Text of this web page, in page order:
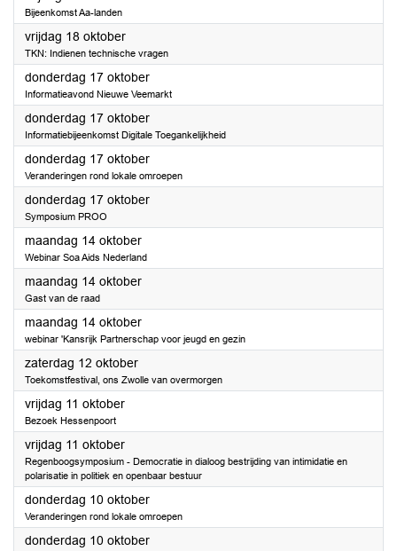
Bijeenkomst Aa-landen
vrijdag 18 oktober2024
TKN: Indienen technische vragen
donderdag 17 oktober2024
Informatieavond Nieuwe Veemarkt
donderdag 17 oktober2024
Informatiebijeenkomst Digitale Toegankelijkheid
donderdag 17 oktober2024
Veranderingen rond lokale omroepen
donderdag 17 oktober2024
Symposium PROO
maandag 14 oktober2024
Webinar Soa Aids Nederland
maandag 14 oktober2024
Gast van de raad
maandag 14 oktober2024
webinar 'Kansrijk Partnerschap voor jeugd en gezin
zaterdag 12 oktober2024
Toekomstfestival, ons Zwolle van overmorgen
vrijdag 11 oktober2024
Bezoek Hessenpoort
vrijdag 11 oktober2024
Regenboogsymposium - Democratie in dialoog bestrijding van intimidatie en
polarisatie in politiek en openbaar bestuur
donderdag 10 oktober2024
Veranderingen rond lokale omroepen
donderdag 10 oktober2024